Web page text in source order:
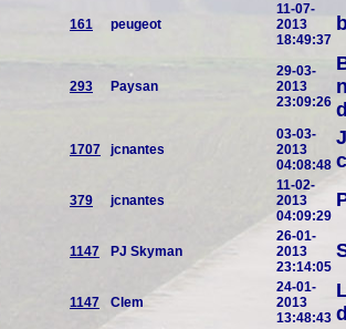
161 peugeot
11-07-
2013
18:49:37
293 Paysan
29-03-
2013
23:09:26
1707 jcnantes
03-03-
2013
04:08:48
379 jcnantes
11-02-
2013
04:09:29
1147 PJ Skyman
26-01-
2013
23:14:05
1147 Clem
24-01-
2013
13:48:43